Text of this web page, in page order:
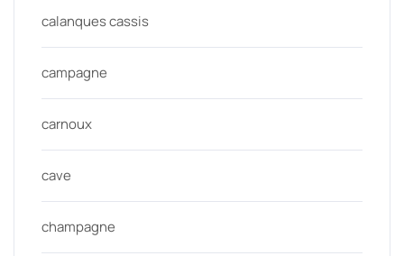
calanques cassis
campagne
carnoux
cave
champagne